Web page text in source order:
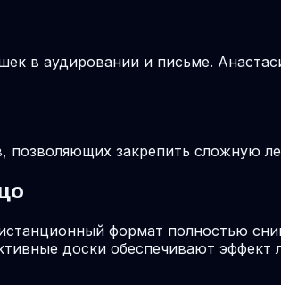
в аудировании и письме.
закрепить сложную
формат полностью
доски обеспечивают эффект